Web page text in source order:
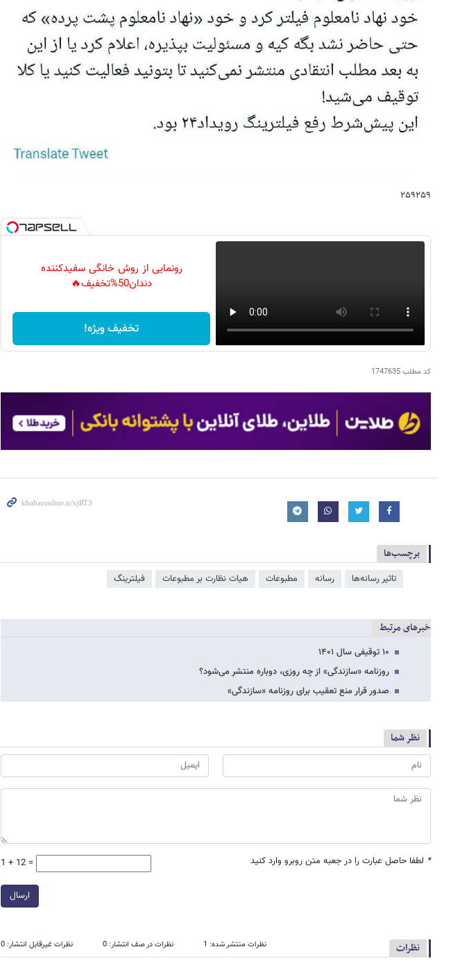
۲۵۹۲۵۹
رونمایی از روش خانگی سفیدکننده
دندان50%تخفیف🔥
تخفیف ویژه!
کد مطلب1747635
برچسب‌ها
تاثیر رسانه‌ها رسانه مطبوعات هیات نظارت بر مطبوعات فیلترینگ
خبرهای مرتبط
۱۰ توقیفی سال ۱۴۰۱
روزنامه «سازندگی» از چه روزی، دوباره منتشر می‌شود؟
صدور قرار منع تعقیب برای روزنامه «سازندگی»
نظر شما
* لطفا حاصل عبارت را در جعبه متن روبرو وارد کنید 1 + 12 =
ارسال
نظرات نظرات منتشر شده: 1 نظرات در صف انتشار: 0 نظرات غیرقابل انتشار: 0